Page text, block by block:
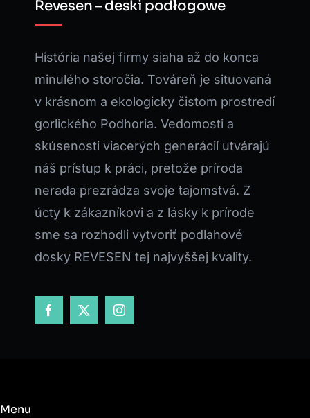
Revesen – deski podłogowe
História našej firmy siaha až do konca
minulého storočia. Továreň je situovaná
v krásnom a ekologicky čistom prostredí
gorlického Podhoria. Vedomosti a
skúsenosti viacerých generácií utvárajú
náš prístup k práci, pretože príroda
nerada prezrádza svoje tajomstvá. Z
úcty k zákazníkovi a z lásky k prírode
sme sa rozhodli vytvoriť podlahové
dosky REVESEN tej najvyššej kvality.
Menu